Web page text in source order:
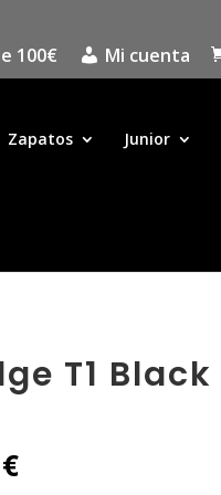
100€ Mi cuenta
Zapatos Junior
T1 Black
€El